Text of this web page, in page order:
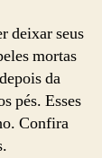
deixar seus
mortas
da
pés. Esses
Confira